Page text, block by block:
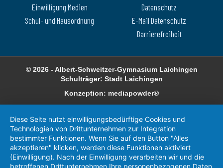
Einwilligung Medien
Schul- und Hausordnung
Datenschutz
E-Mail Datenschutz
Barrierefreiheit
© 2026 - Albert-Schweitzer-Gymnasium Laichingen
Schulträger: Stadt Laichingen
Konzeption: mediapowder®
Diese Seite nutzt einwilligungsbedürftige Cookies und
Technologien von Drittunternehmen zur Integration
bestimmter Funktionen. Wenn Sie auf den Button "Alles
akzeptieren" klicken, werden diese Funktionen aktiviert
(Einwilligung). Nach der Einwilligung verarbeiten wir und die
betroffenen Drittunternehmen Ihre personenbezogenen Daten